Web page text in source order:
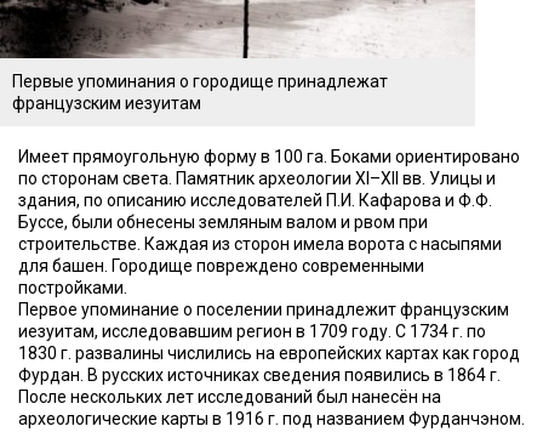
Первые упоминания о городище принадлежат
французским иезуитам
Имеет прямоугольную форму в 100 га. Боками ориентировано
по сторонам света. Памятник археологии XI–XII вв. Улицы и
здания, по описанию исследователей П.И. Кафарова и Ф.Ф.
Буссе, были обнесены земляным валом и рвом при
строительстве. Каждая из сторон имела ворота с насыпями
для башен. Городище повреждено современными
постройками.
Первое упоминание о поселении принадлежит французским
иезуитам, исследовавшим регион в 1709 году. С 1734 г. по
1830 г. развалины числились на европейских картах как город
Фурдан. В русских источниках сведения появились в 1864 г.
После нескольких лет исследований был нанесён на
археологические карты в 1916 г. под названием Фурданчэном.